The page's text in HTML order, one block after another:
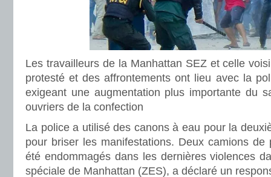
Les travailleurs de la Manhattan SEZ et celle
protesté et des affrontements ont lieu avec la
exigeant une augmentation plus importante du
ouvriers de la confection
La police a utilisé des canons à eau pour la
pour briser les manifestations. Deux camions de
été endommagés dans les dernières violences
spéciale de Manhattan (ZES), a déclaré un